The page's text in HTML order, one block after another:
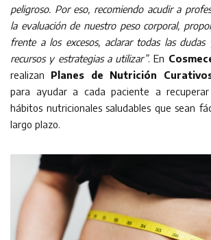
peligroso. Por eso, recomiendo acudir a
la evaluación de nuestro peso corporal,
frente a los excesos, aclarar todas las
recursos y estrategias a utilizar”. En
realizan Planes de Nutrición
para ayudar a cada paciente a
hábitos nutricionales saludables que sean
largo plazo.